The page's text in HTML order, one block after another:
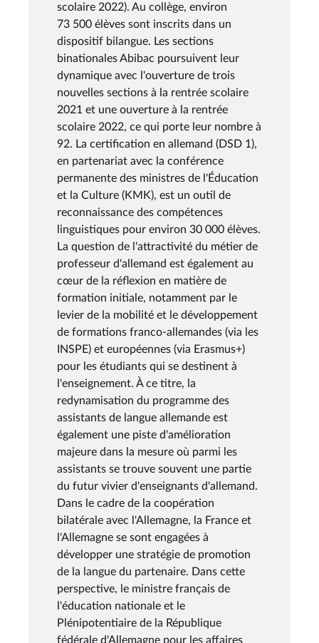
scolaire 2022). Au collège, environ
73 500 élèves sont inscrits dans un
dispositif bilangue. Les sections
binationales Abibac poursuivent leur
dynamique avec l'ouverture de trois
nouvelles sections à la rentrée scolaire
2021 et une ouverture à la rentrée
scolaire 2022, ce qui porte leur nombre à
92. La certification en allemand (DSD 1),
en partenariat avec la conférence
permanente des ministres de l'Éducation
et la Culture (KMK), est un outil de
reconnaissance des compétences
linguistiques pour environ 30 000 élèves.
La question de l'attractivité du métier de
professeur d'allemand est également au
cœur de la réflexion en matière de
formation initiale, notamment par le
levier de la mobilité et le développement
de formations franco-allemandes (via les
INSPE) et européennes (via Erasmus+)
pour les étudiants qui se destinent à
l'enseignement. À ce titre, la
redynamisation du programme des
assistants de langue allemande est
également une piste d'amélioration
majeure dans la mesure où parmi les
assistants se trouve souvent une partie
du futur vivier d'enseignants d'allemand.
Dans le cadre de la coopération
bilatérale avec l'Allemagne, la France et
l'Allemagne se sont engagées à
développer une stratégie de promotion
de la langue du partenaire. Dans cette
perspective, le ministre français de
l'éducation nationale et le
Plénipotentiaire de la République
fédérale d'Allemagne pour les affaires